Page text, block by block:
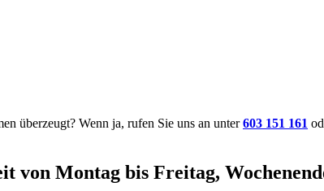
überzeugt? Wenn ja, rufen Sie uns an unter603 151 161
Montag bis Freitag,